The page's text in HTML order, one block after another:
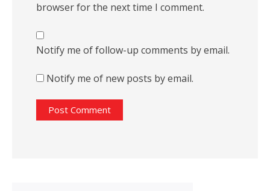
browser for the next time I comment.
Notify me of follow-up comments by email.
Notify me of new posts by email.